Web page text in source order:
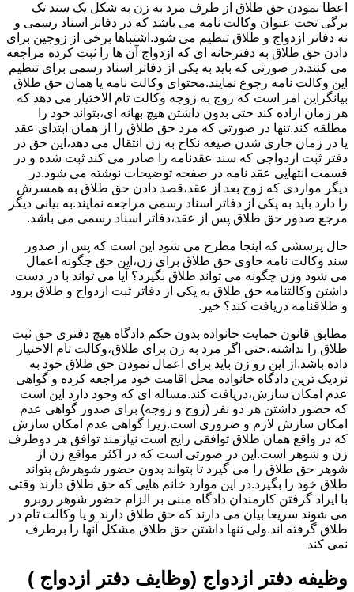
اعطا نمودن حق طلاق از طرف مرد به زن به شکل یک سند تک
برگی تحت عنوان وکالت نامه می باشد که در دفاتر اسناد رسمی و
نه دفاتر ازدواج و طلاق تنظیم می شود.اشتباها برخی از زوجین برای
دادن حق طلاق به دفترخانه ای که ازدواج آن ها را ثبت کرده مراجعه
می کنند.در صورتی که باید به یکی از دفاتر اسناد رسمی برای تنظیم
این وکالت نامه رجوع نمایند.محتوای وکالت نامه یا همان حق طلاق
بیانگراین امر است که زوج به زوجه وکالت تام الاختیار می دهد که
هر زمان اراده کند حتی بدون داشتن هیچ بهانه ای،بتواند خود را
مطلقه کند.تنها در صورتی که مرد حق طلاق را از همان ابتدای عقد
یا در زمان جاری شدن صیغه نکاح به زن انتقال می دهد،این حق در
دفتر ثبت ازدواجی که سند عقدنامه را صادر می کند ثبت شده و در
قسمت انتهایی عقد نامه در صفحه توضیحات نوشته می شود.در
دیگر مواردی که زوج بعد از عقد،قصد دادن حق طلاق به همسرش
را دارد باید به یکی از دفاتر اسناد رسمی مراجعه نمایند.به بیانی دیگر
مرجع صدور حق طلاق پس از عقد،دفاتر اسناد رسمی می باشد.
حال پرسشی که اینجا مطرح می شود این است که پس از صدور
سند وکالت نامه حاوی حق طلاق برای زن،این حق چگونه اعمال
می شود وزن چگونه می تواند طلاق بگیرد؟ آیا می تواند با در دست
داشتن وکالتنامه حق طلاق به یکی از دفاتر ثبت ازدواج و طلاق برود
و طلاقنامه دریافت کند؟ خیر.
مطابق قانون حمایت خانواده بدون حکم دادگاه هیچ دفتری حق ثبت
طلاق را نداشته،حتی اگر مرد به زن برای طلاق،وکالت تام الاختیار
داده باشد.از این رو زن باید برای اعمال نمودن حق طلاق خود به
نزدیک ترین دادگاه خانواده محل اقامت خود مراجعه کرده و گواهی
عدم امکان سازش،دریافت کند.مساله ای که وجود دارد این است
که حضور داشتن هر دو نفر (زوج و زوجه) برای صدور گواهی عدم
امکان سازش لازم و ضروری است.زیرا گواهی عدم امکان سازش
که در واقع همان طلاق توافقی رایج است نیازمند توافق هر دوطرف
زن و شوهر است.این در صورتی است که در اکثر مواقع زن از
شوهر حق طلاق را می گیرد تا بتواند بدون حضور شوهرش بتواند
طلاق خود را بگیرد.در این موارد خانم هایی که حق طلاق دارند وقتی
با ایراد گرفتن کارمندان دادگاه مبنی بر الزام حضور شوهر روبرو
می شوند سریعا بیان می دارند که حق طلاق دارند و یا وکالت تام در
طلاق گرفته اند.ولی تنها داشتن حق طلاق مشکل آنها را برطرف
نمی کند
وظیفه دفتر ازدواج (وظایف دفتر ازدواج )